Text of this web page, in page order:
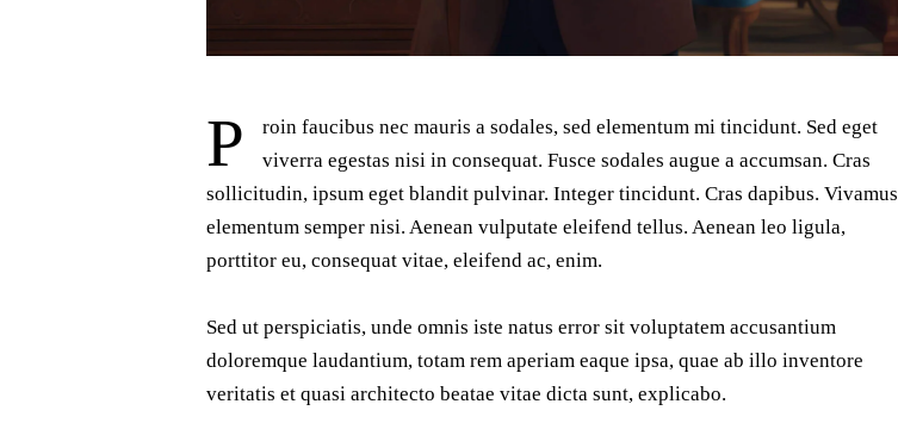
P
roin faucibus nec mauris a sodales, sed elementum mi tincidunt. Sed eget
viverra egestas nisi in consequat. Fusce sodales augue a accumsan. Cras
sollicitudin, ipsum eget blandit pulvinar. Integer tincidunt. Cras dapibus. Vivamus
elementum semper nisi. Aenean vulputate eleifend tellus. Aenean leo ligula,
porttitor eu, consequat vitae, eleifend ac, enim.
Sed ut perspiciatis, unde omnis iste natus error sit voluptatem accusantium
doloremque laudantium, totam rem aperiam eaque ipsa, quae ab illo inventore
veritatis et quasi architecto beatae vitae dicta sunt, explicabo.